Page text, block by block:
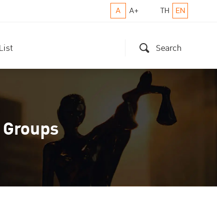
A A+ TH EN
Search